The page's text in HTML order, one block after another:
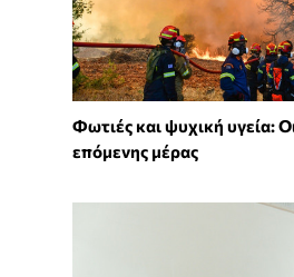
Φωτιές και ψυχική υγεία:
επόμενης μέρας